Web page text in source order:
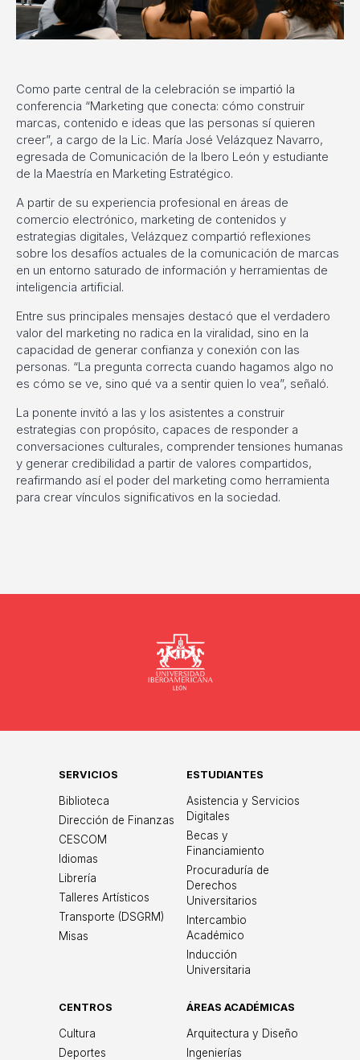
Como parte central de la celebración se impartió la
conferencia “Marketing que conecta: cómo construir
marcas, contenido e ideas que las personas sí quieren
creer”, a cargo de la Lic. María José Velázquez Navarro,
egresada de Comunicación de la Ibero León y estudiante
de la Maestría en Marketing Estratégico.
A partir de su experiencia profesional en áreas de
comercio electrónico, marketing de contenidos y
estrategias digitales, Velázquez compartió reflexiones
sobre los desafíos actuales de la comunicación de marcas
en un entorno saturado de información y herramientas de
inteligencia artificial.
Entre sus principales mensajes destacó que el verdadero
valor del marketing no radica en la viralidad, sino en la
capacidad de generar confianza y conexión con las
personas. “La pregunta correcta cuando hagamos algo no
es cómo se ve, sino qué va a sentir quien lo vea”, señaló.
La ponente invitó a las y los asistentes a construir
estrategias con propósito, capaces de responder a
conversaciones culturales, comprender tensiones humanas
y generar credibilidad a partir de valores compartidos,
reafirmando así el poder del marketing como herramienta
para crear vínculos significativos en la sociedad.
SERVICIOS
Biblioteca
Dirección de Finanzas
CESCOM
Idiomas
Librería
Talleres Artísticos
Transporte (DSGRM)
Misas
ESTUDIANTES
Asistencia y Servicios
Digitales
Becas y
Financiamiento
Procuraduría de
Derechos
Universitarios
Intercambio
Académico
Inducción
Universitaria
CENTROS
Cultura
Deportes
ÁREAS ACADÉMICAS
Arquitectura y Diseño
Ingenierías